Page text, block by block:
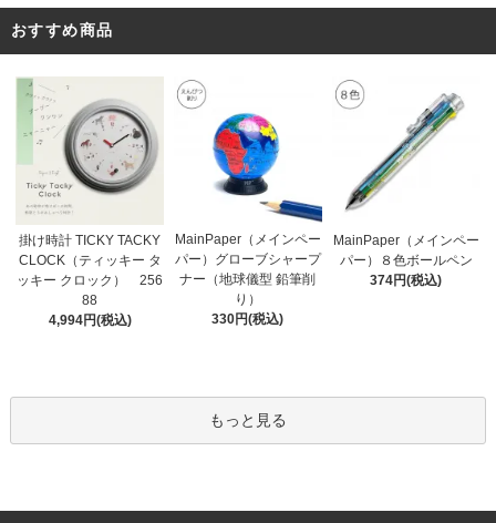
おすすめ商品
掛け時計 TICKY TACKY
CLOCK（ティッキー タ
ッキー クロック） 256
88
4,994円(税込)
MainPaper（メインペー
パー）グローブシャープ
ナー（地球儀型 鉛筆削
り）
330円(税込)
MainPaper（メインペー
パー）８色ボールペン
374円(税込)
もっと見る